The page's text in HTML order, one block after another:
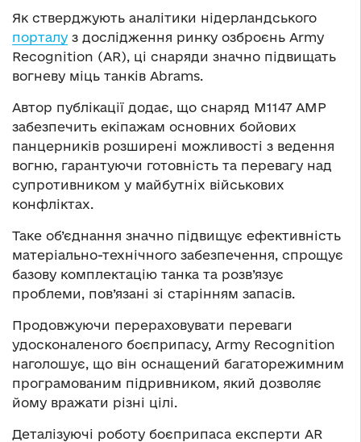
Як стверджують аналітики нідерландського
порталу з дослідження ринку озброєнь Аrmy
Recognition (AR), ці снаряди значно підвищать
вогневу міць танків Abrams.
Автор публікації додає, що снаряд M1147 AMP
забезпечить екіпажам основних бойових
панцерників розширені можливості з ведення
вогню, гарантуючи готовність та перевагу над
супротивником у майбутніх військових
конфліктах.
Таке об’єднання значно підвищує ефективність
матеріально-технічного забезпечення, спрощує
базову комплектацію танка та розв’язує
проблеми, пов’язані зі старінням запасів.
Продовжуючи перераховувати переваги
удосконаленого боєприпасу, Аrmy Recognition
наголошує, що він оснащений багаторежимним
програмованим підривником, який дозволяє
йому вражати різні цілі.
Деталізуючі роботу боєприпаса експерти AR